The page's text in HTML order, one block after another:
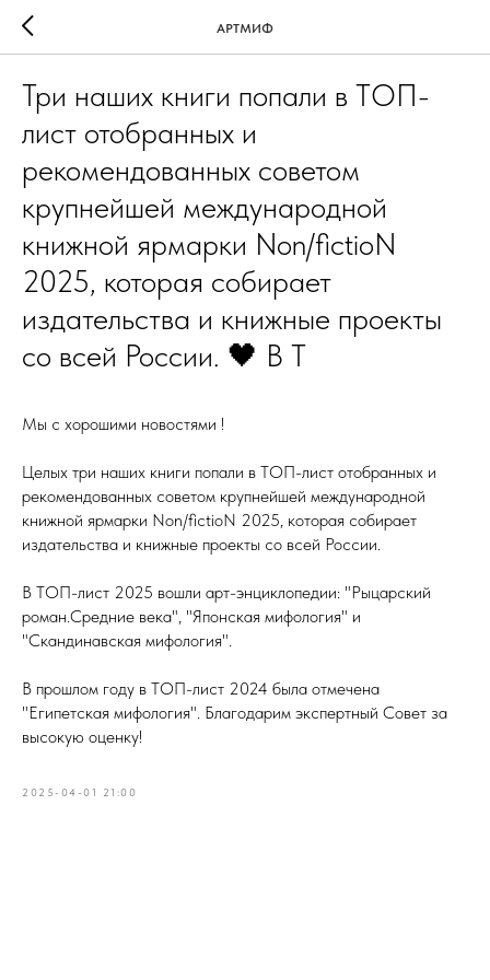
АРТМИФ
Три наших книги попали в ТОП-
лист отобранных и
рекомендованных советом
крупнейшей международной
книжной ярмарки Non/fictioN
2025, которая собирает
издательства и книжные проекты
со всей России. 🖤 В Т
Мы с хорошими новостями !
Целых три наших книги попали в ТОП-лист отобранных и
рекомендованных советом крупнейшей международной
книжной ярмарки Non/fictioN 2025, которая собирает
издательства и книжные проекты со всей России.
В ТОП-лист 2025 вошли арт-энциклопедии: "Рыцарский
роман.Средние века", "Японская мифология" и
"Скандинавская мифология".
В прошлом году в ТОП-лист 2024 была отмечена
"Египетская мифология". Благодарим экспертный Совет за
высокую оценку!
2025-04-01 21:00